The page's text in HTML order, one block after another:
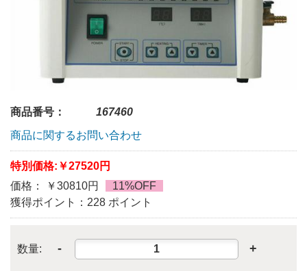
商品番号：
167460
商品に関するお問い合わせ
特別価格: ￥27520円
価格： ￥30810円
11%OFF
獲得ポイント：228 ポイント
数量: - +